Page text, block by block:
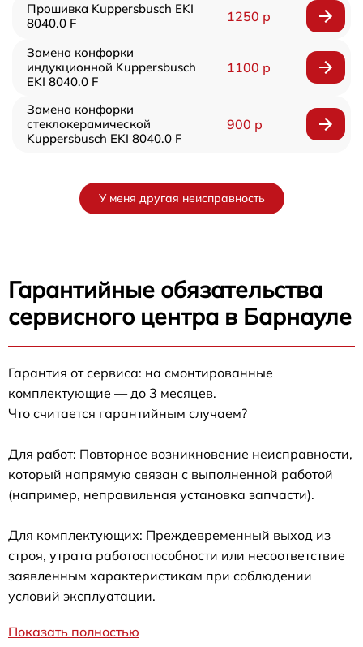
Прошивка Kuppersbusch EKI
8040.0 F
1250 р
Замена конфорки
индукционной Kuppersbusch
EKI 8040.0 F
1100 р
Замена конфорки
стеклокерамической
Kuppersbusch EKI 8040.0 F
900 р
У меня другая неисправность
Гарантийные обязательства
сервисного центра в Барнауле
Гарантия от сервиса: на смонтированные
комплектующие — до 3 месяцев.
Что считается гарантийным случаем?
Для работ: Повторное возникновение неисправности,
который напрямую связан с выполненной работой
(например, неправильная установка запчасти).
Для комплектующих: Преждевременный выход из
строя, утрата работоспособности или несоответствие
заявленным характеристикам при соблюдении
условий эксплуатации.
Показать полностью